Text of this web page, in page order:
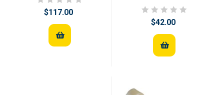
$117.00
$42.00